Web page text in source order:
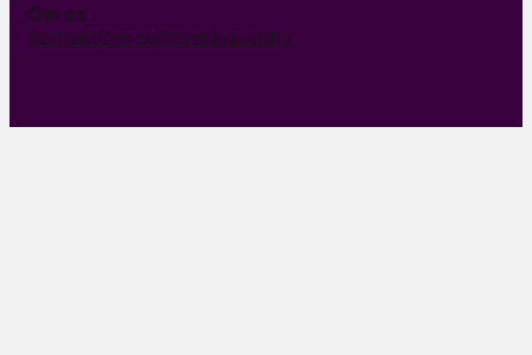
Om os
KontaktOm osPrivatlivspolitik